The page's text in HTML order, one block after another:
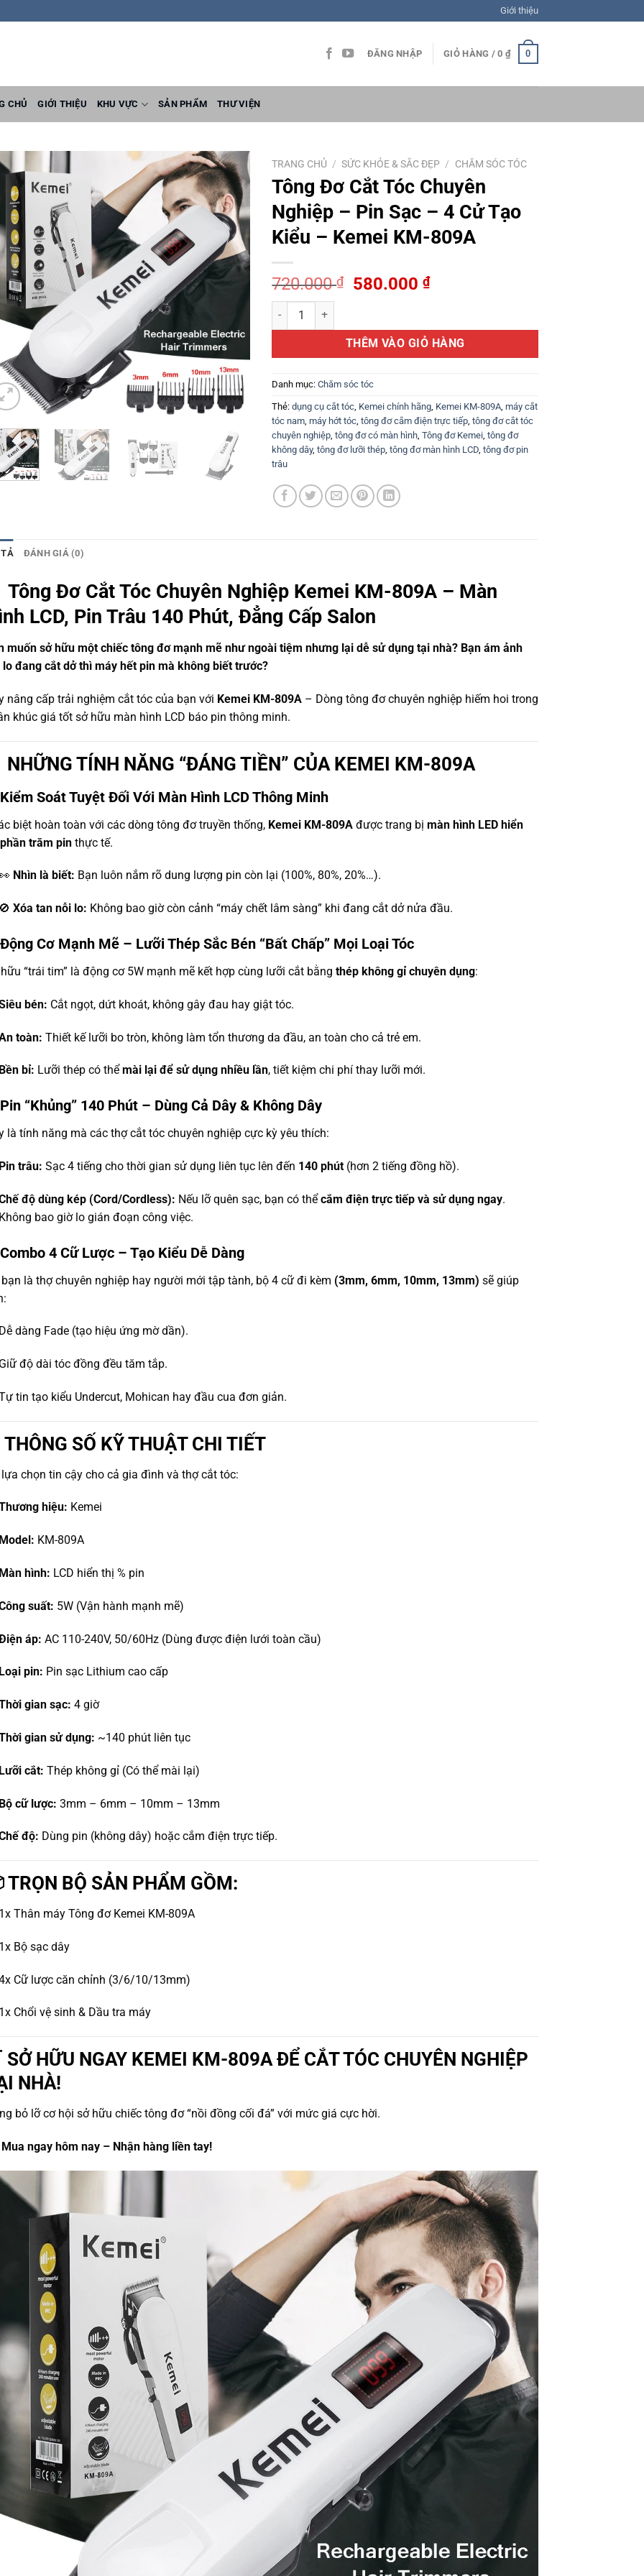
Giới thiệu
ĐĂNG NHẬP GIỎ HÀNG /0 ₫ 0
CHỦ GIỚI THIỆU KHU VỰC SẢN PHẨM THƯ VIỆN
TRANG CHỦ / SỨC KHỎE & SẮC ĐẸP / CHĂM SÓC TÓC
Tông Đơ Cắt Tóc Chuyên
Nghiệp – Pin Sạc – 4 Cử Tạo
Kiểu – Kemei KM-809A
720.000₫
Giá
720.000 ₫.
580.000₫Giá
là:
580.000 ₫.
Tông Đơ Cắt Tóc Chuyên Nghiệp - Pin Sạc - 4 Cử Tạo Kiểu - Kemei KM-809A số
THÊM VÀO GIỎ HÀNG
Danh mục:Chăm sóc tóc
Thẻ:dụng cụ cắt tóc Kemei chính hãng Kemei KM-809A ,máy cắt
tóc nam ,máy hớt tóc ,tông đơ cắm điện trực tiếp ,tông đơ cắt tóc
chuyên nghiệp ,tông đơ có màn hình ,Tông đơ Kemei ,tông đơ
không dây,tông đơ lưỡi thép ,tông đơ màn hình LCD ,tông đơ pin
trâu
ĐÁNH GIÁ (0)
Tông Đơ Cắt Tóc Chuyên Nghiệp Kemei KM-809A – Màn
LCD, Pin Trâu 140 Phút, Đẳng Cấp Salon
muốn sở hữu một chiếc tông đơ mạnh mẽ như ngoài tiệm nhưng lại dễ sử dụng tại nhà? Bạn ám ảnh
lo đang cắt dở thì máy hết pin mà không biết trước?
nâng cấp trải nghiệm cắt tóc của bạn với Kemei KM-809A– Dòng tông đơ chuyên nghiệp hiếm hoi trong
khúc giá tốt sở hữu màn hình LCD báo pin thông minh.
NHỮNG TÍNH NĂNG “ĐÁNG TIỀN” CỦA KEMEI KM-809A
Soát Tuyệt Đối Với Màn Hình LCD Thông Minh
biệt hoàn toàn với các dòng tông đơ truyền thống, Kemei KM-809Ađược trang bị màn hình LED hiển
trăm pinthực tế.
Nhìn là biết: Bạn luôn nắm rõ dung lượng pin còn lại (100%, 80%, 20%…).
Xóa tan nỗi lo: Không bao giờ còn cảnh “máy chết lâm sàng” khi đang cắt dở nửa đầu.
Cơ Mạnh Mẽ – Lưỡi Thép Sắc Bén “Bất Chấp” Mọi Loại Tóc
“trái tim” là động cơ 5W mạnh mẽ kết hợp cùng lưỡi cắt bằng thép không gỉ chuyên dụng:
bén: Cắt ngọt, dứt khoát, không gây đau hay giật tóc.
toàn: Thiết kế lưỡi bo tròn, không làm tổn thương da đầu, an toàn cho cả trẻ em.
bỉ: Lưỡi thép có thểmài lại để sử dụng nhiều lần, tiết kiệm chi phí thay lưỡi mới.
“Khủng” 140 Phút – Dùng Cả Dây & Không Dây
là tính năng mà các thợ cắt tóc chuyên nghiệp cực kỳ yêu thích:
trâu: Sạc 4 tiếng cho thời gian sử dụng liên tục lên đến 140 phút (hơn 2 tiếng đồng hồ).
độ dùng kép (Cord/Cordless): Nếu lỡ quên sạc, bạn có thểcắm điện trực tiếp và sử dụng ngay.
bao giờ lo gián đoạn công việc.
4 Cữ Lược – Tạo Kiểu Dễ Dàng
là thợ chuyên nghiệp hay người mới tập tành, bộ 4 cữ đi kèm (3mm, 6mm, 10mm, 13mm) sẽ giúp
dàng Fade (tạo hiệu ứng mờ dần).
độ dài tóc đồng đều tăm tắp.
tin tạo kiểu Undercut, Mohican hay đầu cua đơn giản.
SỐ KỸ THUẬT CHI TIẾT
chọn tin cậy cho cả gia đình và thợ cắt tóc:
hiệu: Kemei
KM-809A
hình: LCD hiển thị % pin
suất: 5W (Vận hành mạnh mẽ)
áp: AC 110-240V, 50/60Hz (Dùng được điện lưới toàn cầu)
pin: Pin sạc Lithium cao cấp
gian sạc: 4 giờ
gian sử dụng: ~140 phút liên tục
cắt: Thép không gỉ (Có thể mài lại)
cữ lược: 3mm – 6mm – 10mm – 13mm
độ: Dùng pin (không dây) hoặc cắm điện trực tiếp.
TRỌN BỘ SẢN PHẨM GỒM:
Thân máy Tông đơ Kemei KM-809A
Bộ sạc dây
Cữ lược căn chỉnh (3/6/10/13mm)
Chổi vệ sinh & Dầu tra máy
SỞ HỮU NGAY KEMEI KM-809A ĐỂ CẮT TÓC CHUYÊN NGHIỆP
NHÀ!
bỏ lỡ cơ hội sở hữu chiếc tông đơ “nồi đồng cối đá” với mức giá cực hời.
Mua ngay hôm nay – Nhận hàng liền tay!